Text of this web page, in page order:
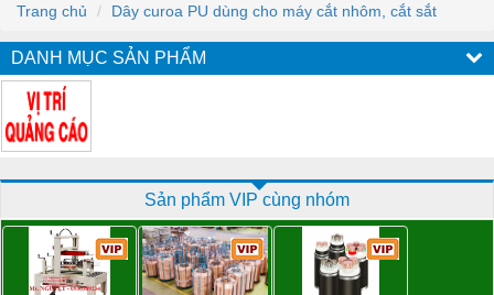
Trang chủ Dây curoa PU dùng cho máy cắt nhôm, cắt sắt
DANH MỤC SẢN PHẨM
Sản phẩm VIP cùng nhóm